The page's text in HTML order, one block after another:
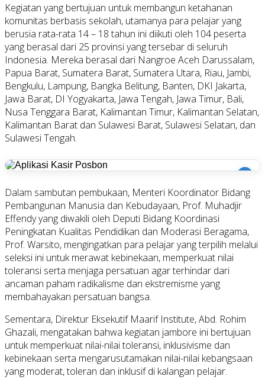
Kegiatan yang bertujuan untuk membangun ketahanan
komunitas berbasis sekolah, utamanya para pelajar yang
berusia rata-rata 14 – 18 tahun ini diikuti oleh 104 peserta
yang berasal dari 25 provinsi yang tersebar di seluruh
Indonesia. Mereka berasal dari Nangroe Aceh Darussalam,
Papua Barat, Sumatera Barat, Sumatera Utara, Riau, Jambi,
Bengkulu, Lampung, Bangka Belitung, Banten, DKI Jakarta,
Jawa Barat, DI Yogyakarta, Jawa Tengah, Jawa Timur, Bali,
Nusa Tenggara Barat, Kalimantan Timur, Kalimantan Selatan,
Kalimantan Barat dan Sulawesi Barat, Sulawesi Selatan, dan
Sulawesi Tengah.
i
Dalam sambutan pembukaan, Menteri Koordinator Bidang
Pembangunan Manusia dan Kebudayaan, Prof. Muhadjir
Effendy yang diwakili oleh Deputi Bidang Koordinasi
Peningkatan Kualitas Pendidikan dan Moderasi Beragama,
Prof. Warsito, mengingatkan para pelajar yang terpilih melalui
seleksi ini untuk merawat kebinekaan, memperkuat nilai
toleransi serta menjaga persatuan agar terhindar dari
ancaman paham radikalisme dan ekstremisme yang
membahayakan persatuan bangsa.
Sementara, Direktur Eksekutif Maarif Institute, Abd. Rohim
Ghazali, mengatakan bahwa kegiatan jambore ini bertujuan
untuk memperkuat nilai-nilai toleransi, inklusivisme dan
kebinekaan serta mengarusutamakan nilai-nilai kebangsaan
yang moderat, toleran dan inklusif di kalangan pelajar.